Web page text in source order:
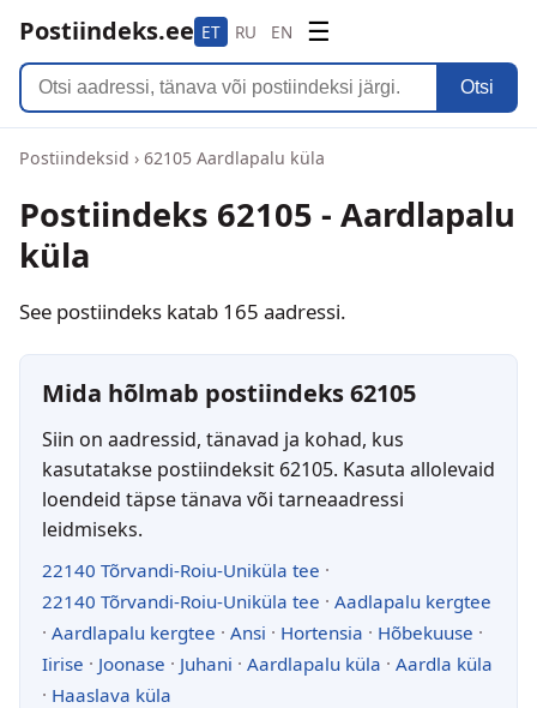
Postiindeks.ee ET RU EN ☰
Otsi
Postiindeksid › 62105 Aardlapalu küla
Postiindeks 62105 - Aardlapalu
küla
See postiindeks katab 165 aadressi.
Mida hõlmab postiindeks 62105
Siin on aadressid, tänavad ja kohad, kus
kasutatakse postiindeksit 62105. Kasuta allolevaid
loendeid täpse tänava või tarneaadressi
leidmiseks.
22140 Tõrvandi-Roiu-Uniküla tee ·
22140 Tõrvandi-Roiu-Uniküla tee · Aadlapalu kergtee
· Aardlapalu kergtee · Ansi · Hortensia · Hõbekuuse ·
Iirise · Joonase · Juhani · Aardlapalu küla · Aardla küla
· Haaslava küla